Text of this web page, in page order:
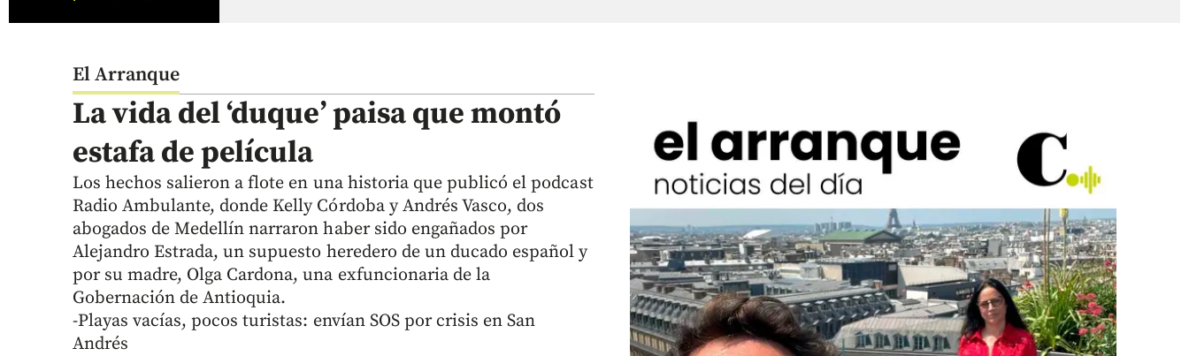
El Arranque
La vida del ‘duque’ paisa que montó
estafa de película
Los hechos salieron a flote en una historia que publicó el podcast
Radio Ambulante, donde Kelly Córdoba y Andrés Vasco, dos
abogados de Medellín narraron haber sido engañados por
Alejandro Estrada, un supuesto heredero de un ducado español y
por su madre, Olga Cardona, una exfuncionaria de la
Gobernación de Antioquia.
-Playas vacías, pocos turistas: envían SOS por crisis en San
Andrés